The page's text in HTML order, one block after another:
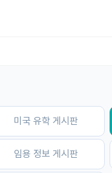
미국 유학 게시판
임용 정보 게시판